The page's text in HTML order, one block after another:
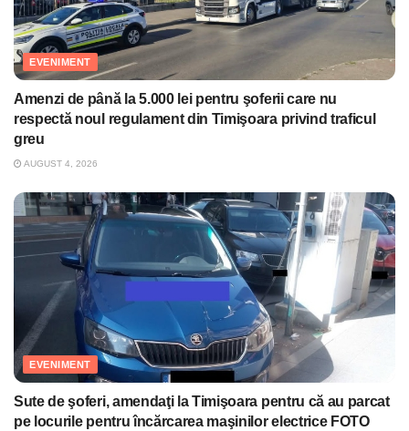
EVENIMENT
Amenzi de până la 5.000 lei pentru şoferii care nu
respectă noul regulament din Timişoara privind traficul
greu
AUGUST 4, 2026
EVENIMENT
Sute de şoferi, amendaţi la Timişoara pentru că au parcat
pe locurile pentru încărcarea maşinilor electrice FOTO